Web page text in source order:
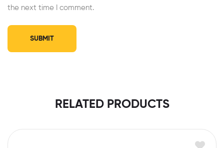
the next time I comment.
RELATED PRODUCTS